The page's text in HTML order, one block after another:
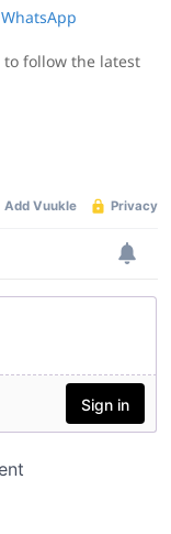
WhatsApp
to follow the latest